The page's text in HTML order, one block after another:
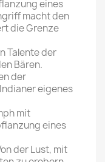
eines
macht den
die Grenze
Talente der
Bären.
der
eigenes
mit
eines
der Lust, mit